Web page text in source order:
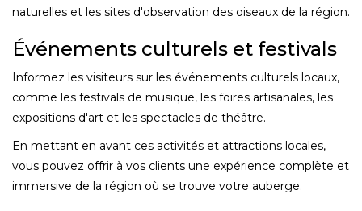
naturelles et les sites d'observation des oiseaux de la région.
Événements culturels et festivals
Informez les visiteurs sur les événements culturels locaux,
comme les festivals de musique, les foires artisanales, les
expositions d'art et les spectacles de théâtre.
En mettant en avant ces activités et attractions locales,
vous pouvez offrir à vos clients une expérience complète et
immersive de la région où se trouve votre auberge.